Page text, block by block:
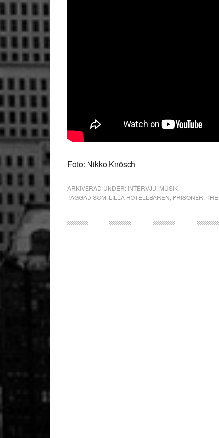
Foto: Nikko Knösch
ARKIVERAD UNDER: INTERVJU MUSIK
TAGGAD SOM: LILLA HOTELLBAREN PRISONER